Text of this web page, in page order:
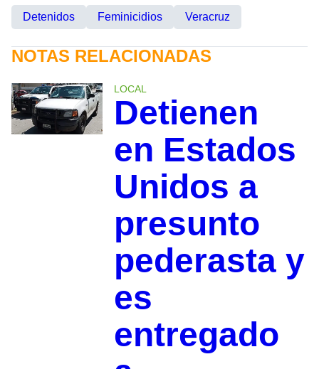
Detenidos Feminicidios Veracruz
NOTAS RELACIONADAS
LOCAL
Detienen
en Estados
Unidos a
presunto
pederasta y
es
entregado